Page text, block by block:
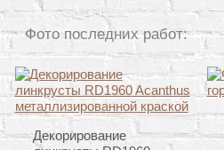
Фото последних работ:
Декорирование